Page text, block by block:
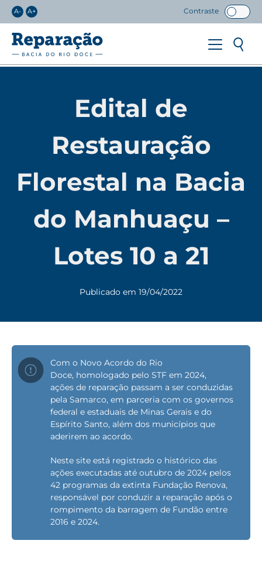
A- A+ Contraste
Edital de
Restauração
Florestal na Bacia
do Manhuaçu –
Lotes 10 a 21
Publicado em 19/04/2022
Com o Novo Acordo do Rio
Doce, homologado pelo STF em 2024,
ações de reparação passam a ser conduzidas
pela Samarco, em parceria com os governos
federal e estaduais de Minas Gerais e do
Espírito Santo, além dos municípios que
aderirem ao acordo.
Neste site está registrado o histórico das
ações executadas até outubro de 2024 pelos
42 programas da extinta Fundação Renova,
responsável por conduzir a reparação após o
rompimento da barragem de Fundão entre
2016 e 2024.